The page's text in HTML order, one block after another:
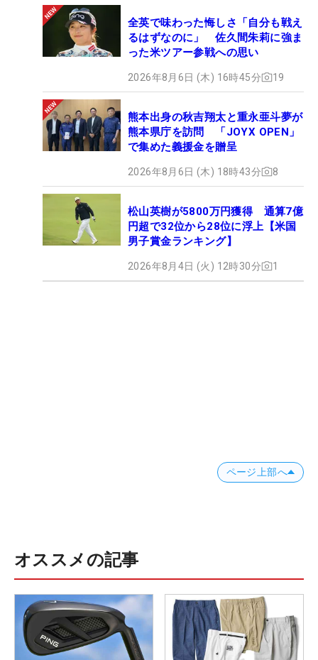
全英で味わった悔しさ「自分も戦え
るはずなのに」 佐久間朱莉に強ま
った米ツアー参戦への思い
2026年8月6日 (木) 16時45分 19
熊本出身の秋吉翔太と重永亜斗夢が
熊本県庁を訪問 「JOYX OPEN」
で集めた義援金を贈呈
2026年8月6日 (木) 18時43分 8
松山英樹が5800万円獲得 通算7億
円超で32位から28位に浮上【米国
男子賞金ランキング】
2026年8月4日 (火) 12時30分 1
ページ上部へ
オススメの記事